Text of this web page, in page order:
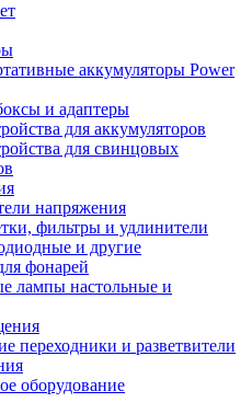
аккумуляторы Power
и адаптеры
для аккумуляторов
для свинцовых
напряжения
фильтры и удлинители
и другие
фонарей
лампы настольные и
переходники и разветвители
оборудование